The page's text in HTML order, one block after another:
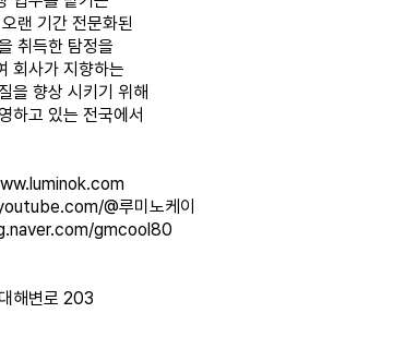
랜 기간 전문화된
취득한 탐정을
회사가 지향하는
을 향상 시키기 위해
하고 있는 전국에서
@루미노케이
gmcool80
해변로 203